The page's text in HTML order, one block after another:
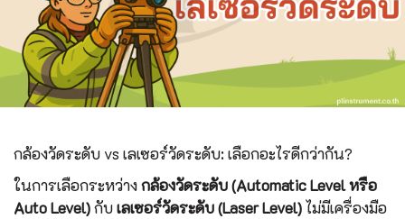
กล้องวัดระดับ vs เลเซอร์วัดระดับ: เลือกอะไรดีกว่ากัน?
ในการเลือกระหว่างกล้องวัดระดับ (Automatic Level หรือ
Auto Level)กับเลเซอร์วัดระดับ (Laser Level)ไม่มีเครื่องมือ